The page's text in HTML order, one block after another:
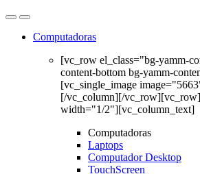
Computadoras
[vc_row el_class="bg-yamm-
content-bottom bg-yamm-
[vc_single_image
[/vc_column][/
width="1/2"][vc_column_text]
Computadoras
Laptops
Computador Desktop
TouchScreen